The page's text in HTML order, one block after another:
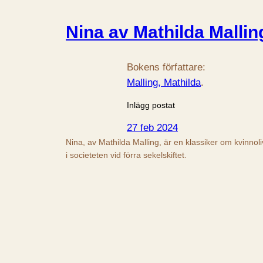
Nina av Mathilda
Bokens författare:
Malling, Mathilda.
Inlägg postat
27 feb 2024
Nina, av Mathilda Malling, är en klassiker om
i societeten vid förra sekelskiftet.